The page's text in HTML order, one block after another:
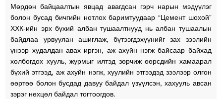
Мөрдөн байцаалтын явцад авагдсан гэрч нарын мэдүүлэг
болон бусад бичгийн нотлох баримтуудаар “Цемент шохой”
ХХК-ийн эрх бүхий албан тушаалтнууд нь албан тушаалын
байдлаа урвуулан ашиглаж, бүтээгдэхүүнийг зах зээлийн
үнээр худалдан авах иргэн, аж ахуйн нэгж байсаар байхад
холбогдох хууль, журмыг илтэд зөрчиж өөрсдийн хамаарал
бүхий этгээд, аж ахуйн нэгж, хуулийн этгээдэд зээлээр олгон
өөртөө болон бусдад давуу байдал үзүүлсэн, хахууль авсан
зэрэг нөхцөл байдал тогтоогдов.